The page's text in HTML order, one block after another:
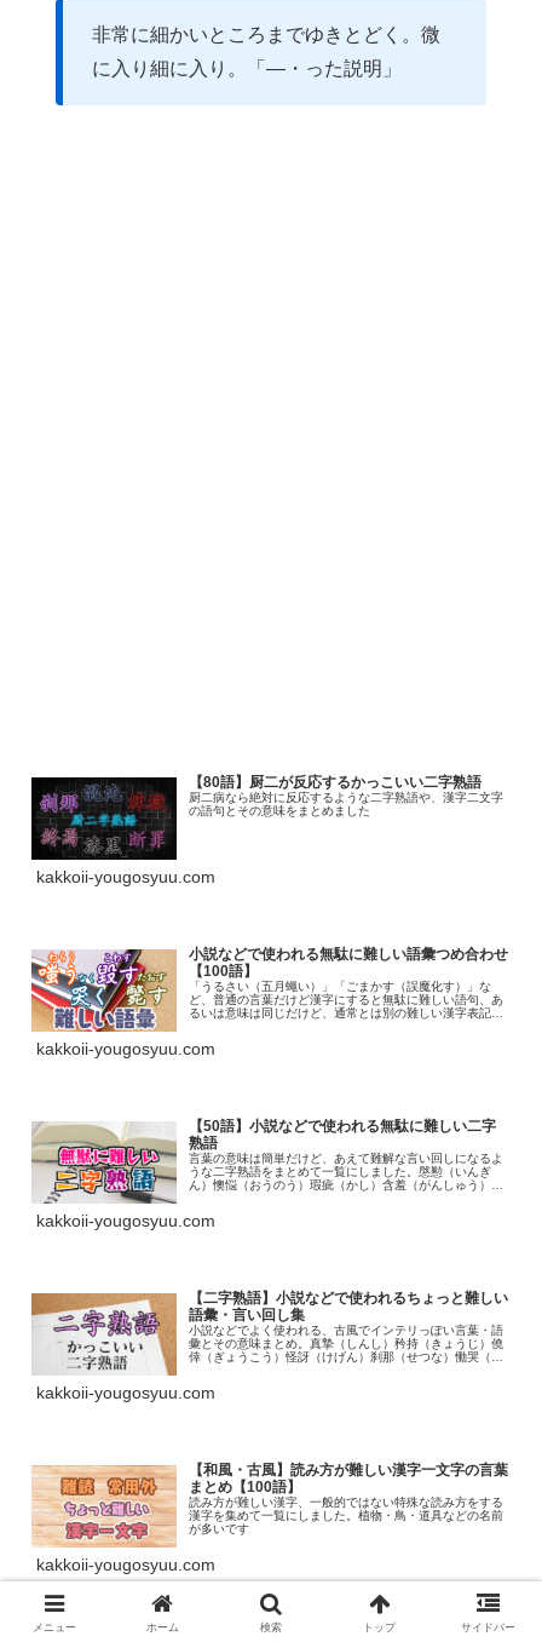
非常に細かいところまでゆきとどく。微
に入り細に入り。「―・った説明」
【80語】厨二が反応するかっこいい二字熟語
厨二病なら絶対に反応するような二字熟語や、漢字二文字
の語句とその意味をまとめました
kakkoii-yougosyuu.com
小説などで使われる無駄に難しい語彙つめ合わせ
【100語】
「うるさい（五月蠅い）」「ごまかす（誤魔化す）」な
ど、普通の言葉だけど漢字にすると無駄に難しい語句、あ
るいは意味は同じだけど、通常とは別の難しい漢字表記が
kakkoii-yougosyuu.com
【50語】小説などで使われる無駄に難しい二字
熟語
言葉の意味は簡単だけど、あえて難解な言い回しになるよ
うな二字熟語をまとめて一覧にしました。慇懃（いんぎ
ん）懊悩（おうのう）瑕疵（かし）含羞（がんしゅう）愚
kakkoii-yougosyuu.com
【二字熟語】小説などで使われるちょっと難しい
語彙・言い回し集
小説などでよく使われる、古風でインテリっぽい言葉・語
彙とその意味まとめ。真摯（しんし）矜持（きょうじ）僥
倖（ぎょうこう）怪訝（けげん）刹那（せつな）慟哭（ど
kakkoii-yougosyuu.com
【和風・古風】読み方が難しい漢字一文字の言葉
まとめ【100語】
読み方が難しい漢字、一般的ではない特殊な読み方をする
漢字を集めて一覧にしました。植物・鳥・道具などの名前
が多いです
kakkoii-yougosyuu.com
メニュー ホーム 検索 トップ サイドバー